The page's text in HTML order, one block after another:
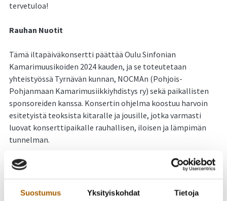
Suostumus Yksityiskohdat Tietoja
tervetuloa!
Rauhan Nuotit
Tämä iltapäiväkonsertti päättää Oulu Sinfonian
Kamarimuusikoiden 2024 kauden, ja se toteutetaan
yhteistyössä Tyrnävän kunnan, NOCMAn (Pohjois-
Pohjanmaan Kamarimusiikkiyhdistys ry) sekä paikallisten
sponsoreiden kanssa. Konsertin ohjelma koostuu harvoin
esitetyistä teoksista kitaralle ja jousille, jotka varmasti
luovat konserttipaikalle rauhallisen, iloisen ja lämpimän
tunnelman.
Säveltäjä Luigi Boccherini oli yksi merkittävimpiä italialaisia
instrumentaalimusiikin säveltäjiä 1700-luvun
jälkipuoliskolla, ja tämän illan konsertissa kuulemme